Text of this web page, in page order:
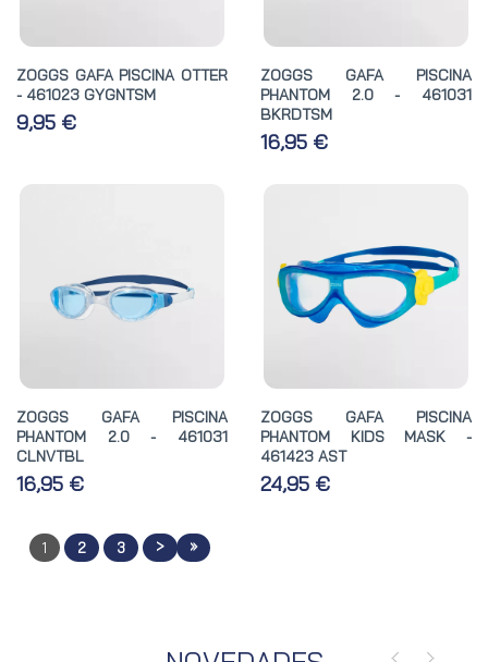
ZOGGS GAFA PISCINA OTTER
- 461023 GYGNTSM
9,95 €
ZOGGS GAFA PISCINA
PHANTOM 2.0 - 461031
BKRDTSM
16,95 €
ZOGGS GAFA PISCINA
PHANTOM 2.0 - 461031
CLNVTBL
16,95 €
ZOGGS GAFA PISCINA
PHANTOM KIDS MASK -
461423 AST
24,95 €
1 2 3 > »